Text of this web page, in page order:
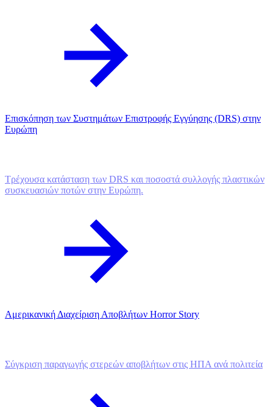
Επισκόπηση των Συστημάτων Επιστροφής Εγγύησης (DRS) στην
Ευρώπη
Τρέχουσα κατάσταση των DRS και ποσοστά συλλογής πλαστικών
συσκευασιών ποτών στην Ευρώπη.
Αμερικανική Διαχείριση Αποβλήτων Horror Story
Σύγκριση παραγωγής στερεών αποβλήτων στις ΗΠΑ ανά πολιτεία